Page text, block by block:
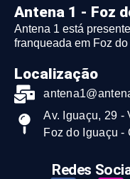
Antena 1 - Foz
Antena 1 está
franqueada em Foz
Localização
Av. Iguaçu, 29 -
Foz do Iguaçu -
Redes